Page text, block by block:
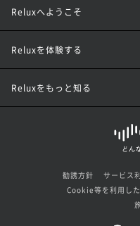
Reluxへようこそ
Reluxを体験する
Reluxをもっと知る
勧誘方針 サービス
Cookie等を利用し